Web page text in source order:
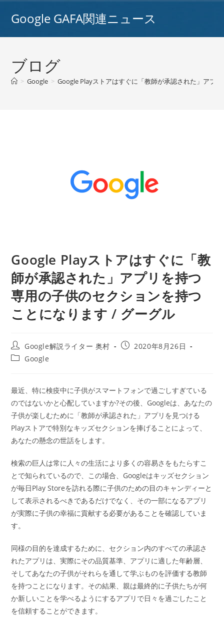
Google GAFA関連ニュース
ブログ
> Google > Google Playストアはすぐに「教師が承認された」アプ
Google Playストアはすぐに「教
師が承認された」アプリを持つ
専用の子供のセクションを持つ
ことになります / グーグル
投
稿
者:
Google解説ライター 奥村
投
2020年8月26日
投
テ
ゴ
リ
ー:
Google
最近、特に検疫中に子供がスマートフォンで過ごしすぎている
のではないかと心配していますか?その後、Googleは、あなたの
子供が楽しむために「教師が承認された」アプリを見つける
Playストアで特別なキッズセクションを捧げることによって、
あなたの懸念の世話をします。
検索の巨人は常に人々の生活により多くの容易さをもたらすこ
とで知られているので、この場合、Googleはキッズセクション
が毎日Play Storeを訪れる際に子供のための目のキャンディーと
して表示されるべきであるだけでなく、その一部になるアプリ
が実際に子供の幸福に貢献する必要があることを確認していま
す。
同様の目的を達成するために、セクション内のすべての承認さ
れたアプリは、実際にその品質基準、アプリに適した年齢層、
そしてあなたの子供がそれらを通して学ぶものを評価する教師
を持つことになります。その結果、親は最終的に子供たちが何
か新しいことを学べるようにするアプリで日々を過ごしたこと
を信頼することができます。